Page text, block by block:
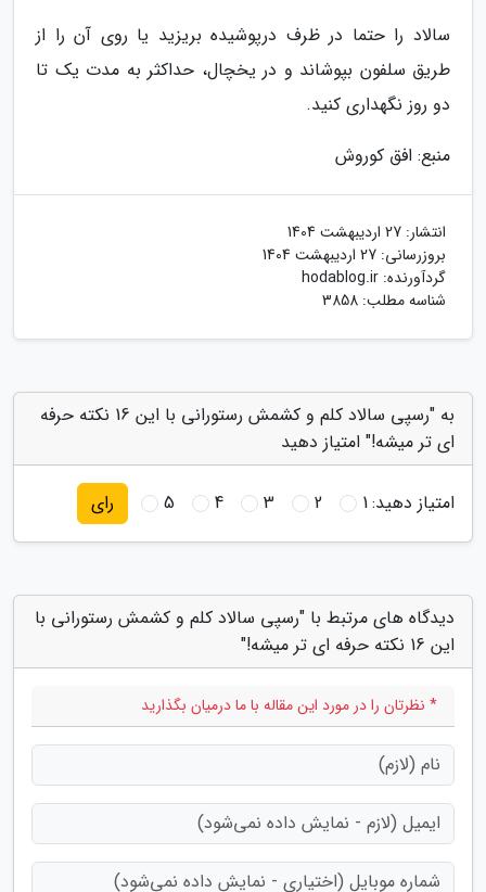
سالاد را حتما در ظرف درپوشیده بریزید یا روی آن را از
طریق سلفون بپوشاند و در یخچال، حداکثر به مدت یک تا
دو روز نگهداری کنید.
منبع: افق کوروش
انتشار: 27 اردیبهشت 1404
بروزرسانی: 27 اردیبهشت 1404
گردآورنده: hodablog.ir
شناسه مطلب: 3858
به "رسپی سالاد کلم و کشمش رستورانی با این 16 نکته حرفه
ای تر میشه!" امتیاز دهید
امتیاز دهید:1
2
3
4
5 رای
دیدگاه های مرتبط با "رسپی سالاد کلم و کشمش رستورانی با
این 16 نکته حرفه ای تر میشه!"
* نظرتان را در مورد این مقاله با ما درمیان بگذارید